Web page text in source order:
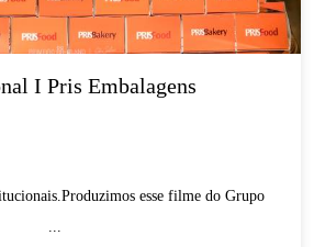
I Pris Embalagens
esse filme do Grupo
...